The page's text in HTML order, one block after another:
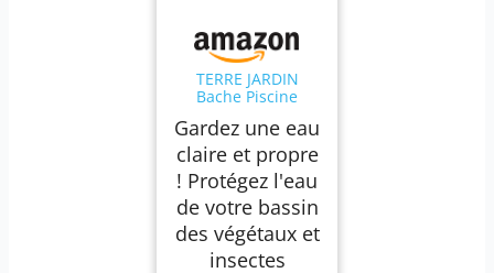
TERRE JARDIN
Bache Piscine
Polyéthylène
140g/m² - Bache
Protection pour
Piscine
Rectangulaire -
Bâche Résistante
Oeillets Aluminium
Pattes d'attache - 10
Gardez une eau
claire et propre
! Protégez l'eau
de votre bassin
des végétaux et
insectes